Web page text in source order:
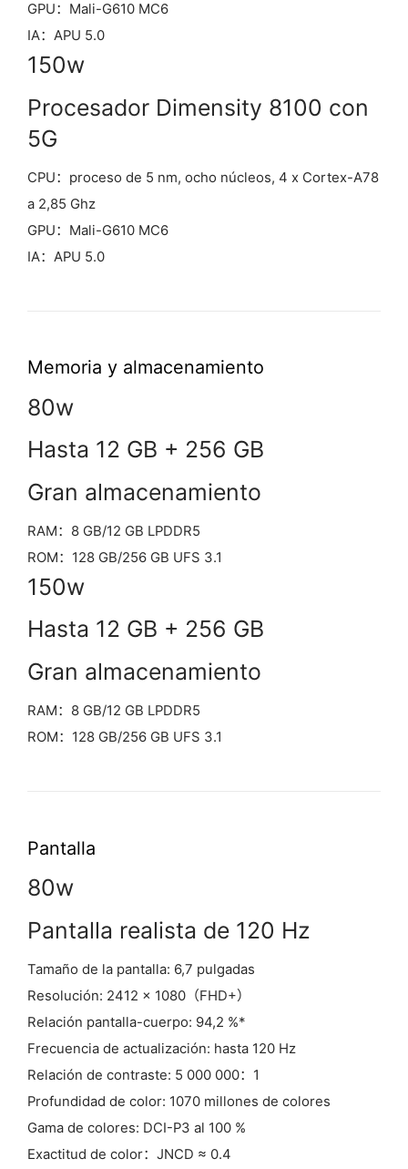
GPU：Mali-G610 MC6
IA：APU 5.0
150w
Procesador Dimensity 8100 con
5G
CPU：proceso de 5 nm, ocho núcleos, 4 x Cortex-A78
a 2,85 Ghz
GPU：Mali-G610 MC6
IA：APU 5.0
Memoria y almacenamiento
80w
Hasta 12 GB + 256 GB
Gran almacenamiento
RAM：8 GB/12 GB LPDDR5
ROM：128 GB/256 GB UFS 3.1
150w
Hasta 12 GB + 256 GB
Gran almacenamiento
RAM：8 GB/12 GB LPDDR5
ROM：128 GB/256 GB UFS 3.1
Pantalla
80w
Pantalla realista de 120 Hz
Tamaño de la pantalla: 6,7 pulgadas
Resolución: 2412 × 1080（FHD+）
Relación pantalla-cuerpo: 94,2 %*
Frecuencia de actualización: hasta 120 Hz
Relación de contraste: 5 000 000：1
Profundidad de color: 1070 millones de colores
Gama de colores: DCI-P3 al 100 %
Exactitud de color：JNCD ≈ 0.4